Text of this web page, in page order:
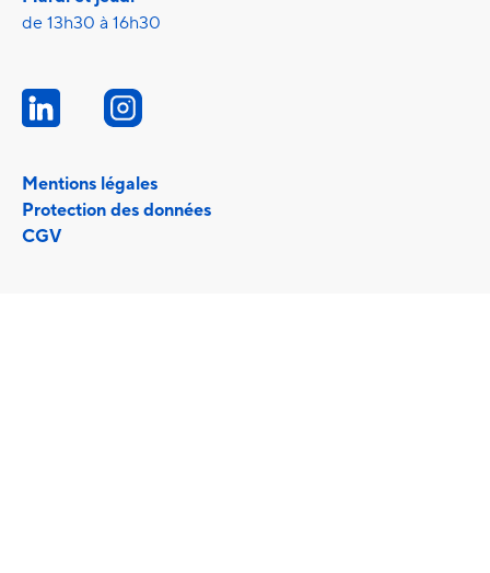
de 13h30 à 16h30
Mentions légales
Protection des données
CGV